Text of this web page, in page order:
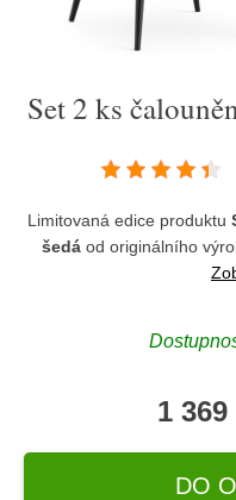
Set 2 ks
Limitovaná edice produktu
šedá od originálního
1
DO